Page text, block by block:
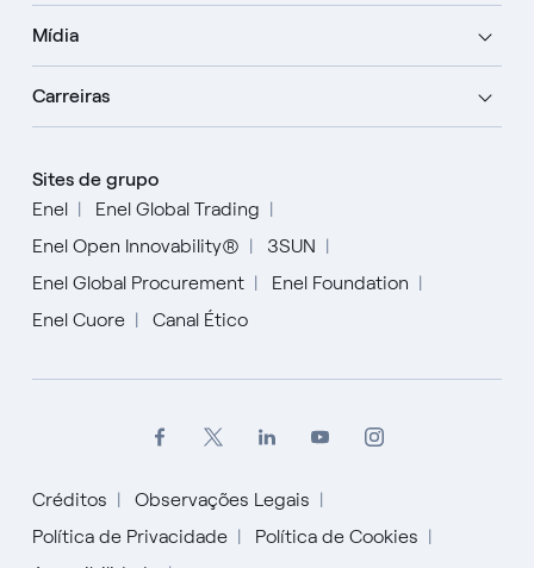
Mídia
Carreiras
Sites de grupo
Enel
Enel Global Trading
Enel Open Innovability®
3SUN
Enel Global Procurement
Enel Foundation
Enel Cuore
Canal Ético
Créditos
Observações Legais
Política de Privacidade
Política de Cookies